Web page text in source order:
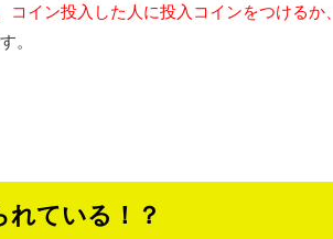
イン投入した人に投入コインをつけるか、
。
ている！？